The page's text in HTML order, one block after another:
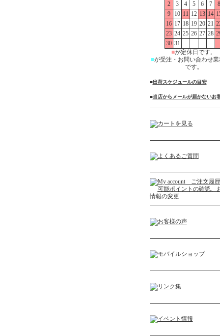
2
3 4 5 6 7
8
9
10 11 12 13 14
16 17 18 19 20 21
23 24 25 26 27 28
30 31
■が定休日です。
■が受注・お問い合わせ
です。
■出荷スケジュールの目安
■当店からメールが届かないお